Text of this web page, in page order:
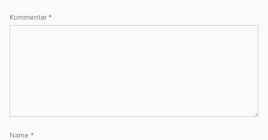
Kommentar *
Name *